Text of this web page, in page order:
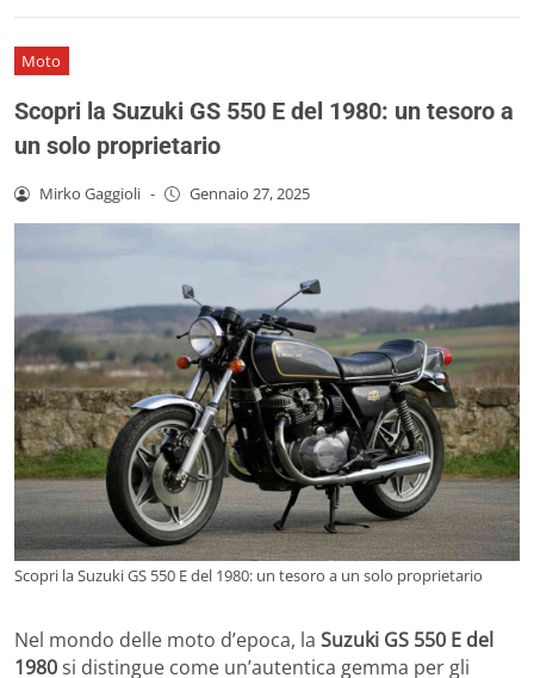
Moto
Scopri la Suzuki GS 550 E del 1980: un tesoro a
un solo proprietario
Mirko Gaggioli - Gennaio 27, 2025
Scopri la Suzuki GS 550 E del 1980: un tesoro a un solo proprietario
Nel mondo delle moto d’epoca, la Suzuki GS 550 E del
1980si distingue come un’autentica gemma per gli